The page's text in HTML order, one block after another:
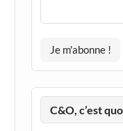
C&O, c’est